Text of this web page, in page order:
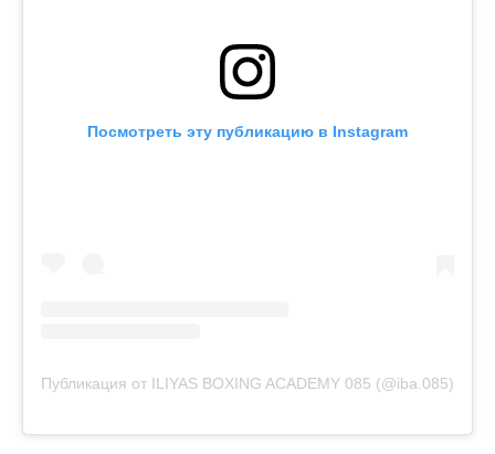
Посмотреть эту публикацию в Instagram
Публикация от ILIYAS BOXING ACADEMY 085 (@iba.085)